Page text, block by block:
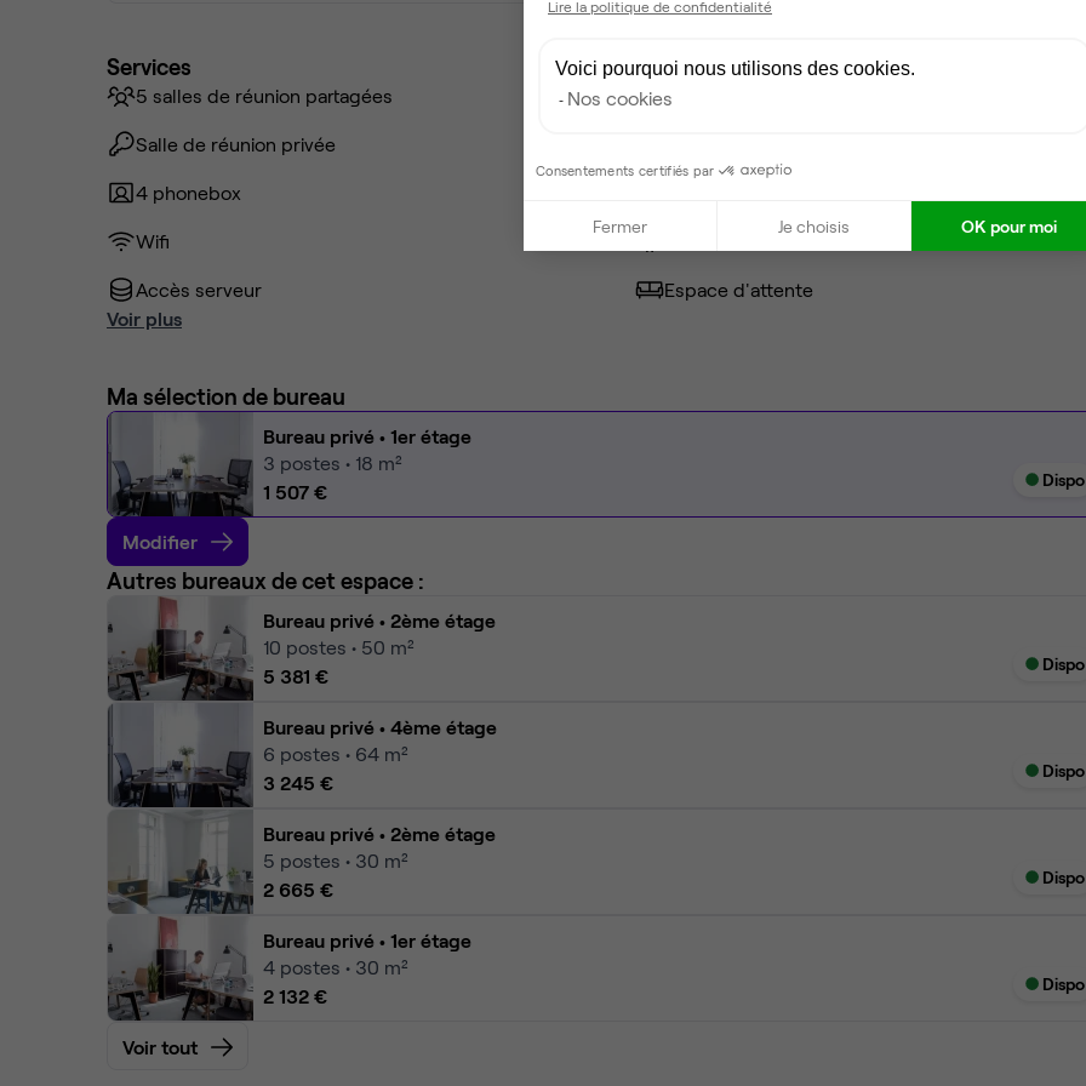
Services
5 salles de réunion partagées
Salle de réunion privée
4 phonebox
Wifi
Accès serveur
Câblage RJ45
Espace d'attente
Voir plus
Ma sélection de bureau
Bureau privé • 1er étage
3 postes • 18 m²
1 507 €
Dispo
Modifier
Autres bureaux de cet espace :
Bureau privé • 2ème étage
10 postes • 50 m²
5 381 €
Dispo
Bureau privé • 4ème étage
6 postes • 64 m²
3 245 €
Dispo
Bureau privé • 2ème étage
5 postes • 30 m²
2 665 €
Dispo
Bureau privé • 1er étage
4 postes • 30 m²
2 132 €
Dispo
Voir tout
Lire la politique de confidentialité
Voici pourquoi nous utilisons des cookies.
Nos cookies
Consentements certifiés par
Fermer Je choisis OK pour moi